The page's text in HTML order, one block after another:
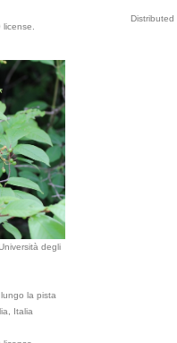
Distributed
degli
la pista
Italia